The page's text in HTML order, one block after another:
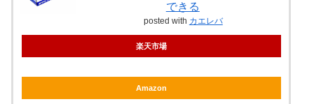
できる
posted with カエレバ
楽天市場
Amazon